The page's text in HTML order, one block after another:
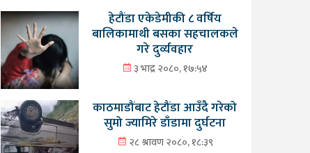
हेटौंडा एकेडेमीकी ८ वर्षिय
बालिकामाथी बसका सहचालकले
गरे दुर्व्यवहार
३ भाद्र २०८०, १७:५४
काठमाडौंबाट हेटौंडा आउँदै गरेको
सुमो ज्यामिरे डाँडामा दुर्घटना
२८ श्रावण २०८०, १८:३९